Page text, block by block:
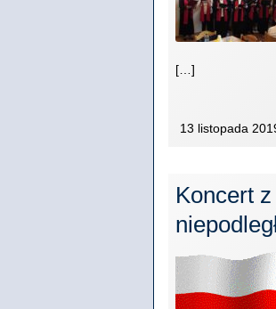
[…]
13 listopada
Koncert